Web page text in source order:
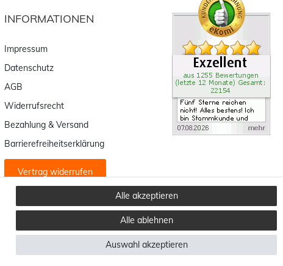
INFORMATIONEN
Impressum
Datenschutz
AGB
Widerrufsrecht
Bezahlung & Versand
Barrierefreiheitserklärung
Vertrag widerrufen
Alle akzeptieren
Alle ablehnen
Auswahl akzeptieren